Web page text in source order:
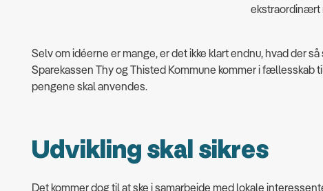
ekstraordinært
Selv om idéerne er mange, er det ikke klart endnu, hvad der så
Sparekassen Thy og Thisted Kommune kommer i fællesskab
pengene skal anvendes.
Udvikling skal sikres
Det kommer dog til at ske i samarbejde med lokale